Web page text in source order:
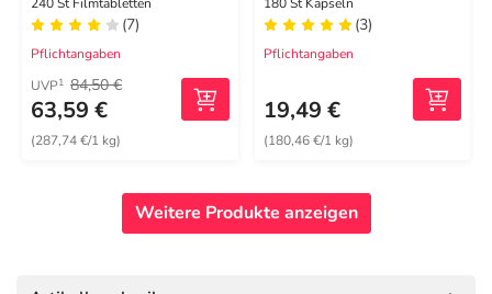
(7)
Pflichtangaben
UVP1 84,50 €
63,59 €
(287,74 €/1 kg)
Kapseln
(3)
Pflichtangaben
19,49 €
(180,46 €/1 kg)
Weitere Produkte anzeigen